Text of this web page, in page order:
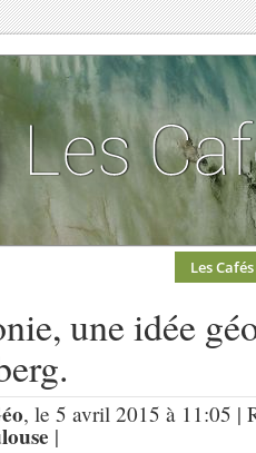
Les Cafés
une idée
, le 5 avril 2015 à 11:05 |
|